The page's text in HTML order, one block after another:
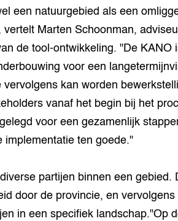
een natuurgebied als een
Marten Schoonman,
de tool-ontwikkeling. "De KANO
voor een
kan worden
vanaf het begin bij het
voor een gezamenlijk
implementatie ten goede."
partijen binnen een gebied.
door de provincie, en vervolgens
in een specifiek landschap."Op